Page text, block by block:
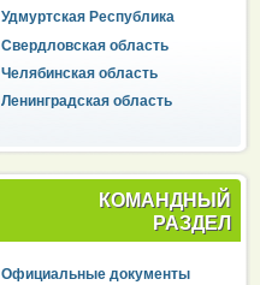
Удмуртская Республика
Свердловская область
Челябинская область
Ленинградская область
КОМАНДНЫЙ
РАЗДЕЛ
Официальные документы